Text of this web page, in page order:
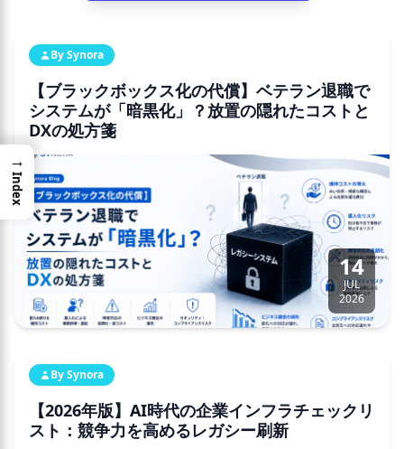
お問合せ
By Synora
【ブラックボックス化の代償】ベテラン退職で
システムが「暗黒化」？放置の隠れたコストと
DXの処方箋
14
JUL
2026
By Synora
【2026年版】AI時代の企業インフラチェックリ
スト：競争力を高めるレガシー刷新
→
Index